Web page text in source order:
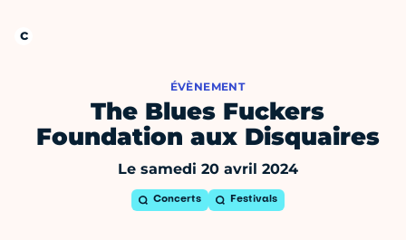
ÉVÈNEMENT
The Blues Fuckers
Foundation aux Disquaires
Le samedi 20 avril 2024
Concerts Festivals